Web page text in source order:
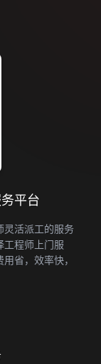
平台
灵活派工的服务
工程师上门服
省，效率快，